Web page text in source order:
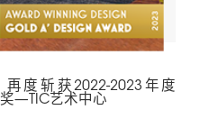
再度斩获2022-2023年度
—TIC艺术中心